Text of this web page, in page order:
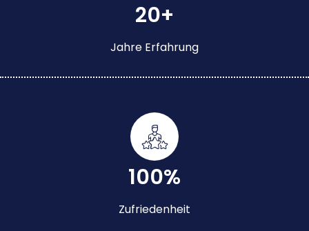
20+
Jahre Erfahrung
100%
Zufriedenheit